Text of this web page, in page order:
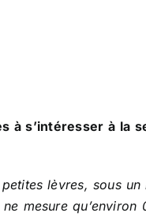
à s’intéresser à la
lèvres, sous un
mesure qu’environ